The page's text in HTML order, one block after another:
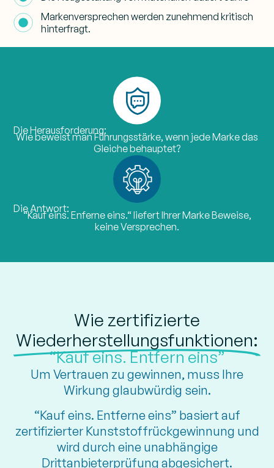
Markenversprechen werden zunehmend kritisch
hinterfragt.
Die Herausforderung:
Wie beweist man Führungsstärke, wenn jede Marke das
Gleiche behauptet?
Die Antwort:
“Kauf eins. Enferne eins.“ liefert Ihrer Marke Beweise,
keine Versprechen.
Wie zertifizierte
Wiederherstellungsfunktionen:
“Kauf eins. Entfern eins”
Um Vertrauen zu gewinnen, muss Ihre
Wirkung glaubwürdig sein.
“Kauf eins. Entferne eins” basiert auf
zertifizierter Kunststoffrückgewinnung und
wird durch eine unabhängige
Drittanbieterprüfung abgesichert.